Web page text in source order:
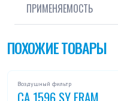
ПРИМЕНЯЕМОСТЬ
ПОХОЖИЕ ТОВАРЫ
Воздушный фильтр